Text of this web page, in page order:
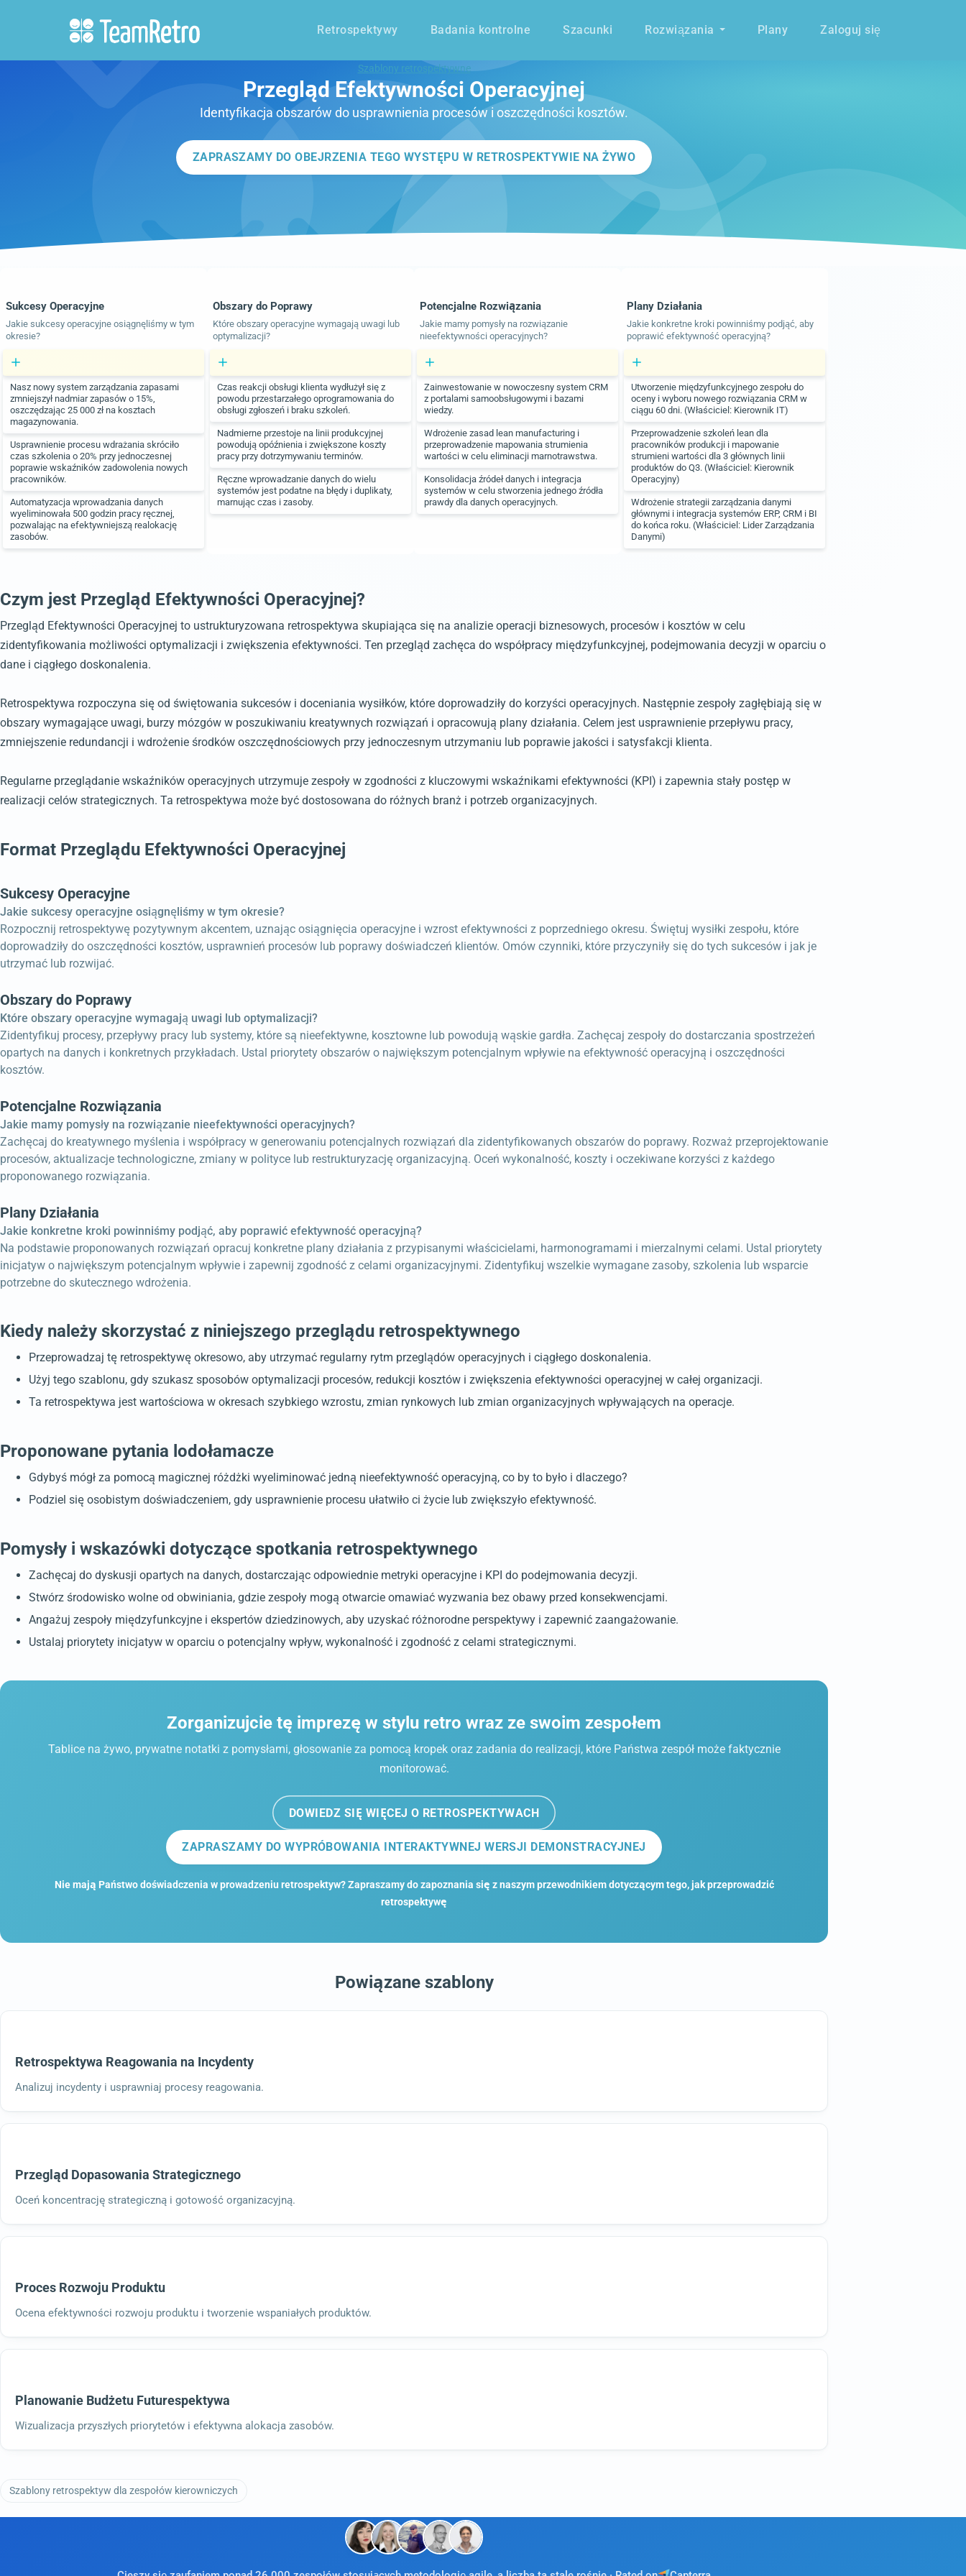
Retrospektywy Badania kontrolne Szacunki Rozwiązania Plany Zaloguj się
Szablony retrospektywne
Przegląd Efektywności Operacyjnej
Identyfikacja obszarów do usprawnienia procesów i oszczędności kosztów.
ZAPRASZAMY DO OBEJRZENIA TEGO WYSTĘPU W RETROSPEKTYWIE NA ŻYWO
Sukcesy Operacyjne
Jakie sukcesy operacyjne osiągnęliśmy w tym
okresie?
Nasz nowy system zarządzania zapasami
zmniejszył nadmiar zapasów o 15%,
oszczędzając 25 000 zł na kosztach
magazynowania.
Usprawnienie procesu wdrażania skróciło
czas szkolenia o 20% przy jednoczesnej
poprawie wskaźników zadowolenia nowych
pracowników.
Automatyzacja wprowadzania danych
wyeliminowała 500 godzin pracy ręcznej,
pozwalając na efektywniejszą realokację
zasobów.
Obszary do Poprawy
Które obszary operacyjne wymagają uwagi lub
optymalizacji?
Czas reakcji obsługi klienta wydłużył się z
powodu przestarzałego oprogramowania do
obsługi zgłoszeń i braku szkoleń.
Nadmierne przestoje na linii produkcyjnej
powodują opóźnienia i zwiększone koszty
pracy przy dotrzymywaniu terminów.
Ręczne wprowadzanie danych do wielu
systemów jest podatne na błędy i duplikaty,
marnując czas i zasoby.
Potencjalne Rozwiązania
Jakie mamy pomysły na rozwiązanie
nieefektywności operacyjnych?
Zainwestowanie w nowoczesny system CRM
z portalami samoobsługowymi i bazami
wiedzy.
Wdrożenie zasad lean manufacturing i
przeprowadzenie mapowania strumienia
wartości w celu eliminacji marnotrawstwa.
Konsolidacja źródeł danych i integracja
systemów w celu stworzenia jednego źródła
prawdy dla danych operacyjnych.
Plany Działania
Jakie konkretne kroki powinniśmy podjąć, aby
poprawić efektywność operacyjną?
Utworzenie międzyfunkcyjnego zespołu do
oceny i wyboru nowego rozwiązania CRM w
ciągu 60 dni. (Właściciel: Kierownik IT)
Przeprowadzenie szkoleń lean dla
pracowników produkcji i mapowanie
strumieni wartości dla 3 głównych linii
produktów do Q3. (Właściciel: Kierownik
Operacyjny)
Wdrożenie strategii zarządzania danymi
głównymi i integracja systemów ERP, CRM i BI
do końca roku. (Właściciel: Lider Zarządzania
Danymi)
Czym jest Przegląd Efektywności Operacyjnej?
Przegląd Efektywności Operacyjnej to ustrukturyzowana retrospektywa skupiająca się na analizie operacji biznesowych, procesów i kosztów w celu
zidentyfikowania możliwości optymalizacji i zwiększenia efektywności. Ten przegląd zachęca do współpracy międzyfunkcyjnej, podejmowania decyzji w oparciu o
dane i ciągłego doskonalenia.
Retrospektywa rozpoczyna się od świętowania sukcesów i doceniania wysiłków, które doprowadziły do korzyści operacyjnych. Następnie zespoły zagłębiają się w
obszary wymagające uwagi, burzy mózgów w poszukiwaniu kreatywnych rozwiązań i opracowują plany działania. Celem jest usprawnienie przepływu pracy,
zmniejszenie redundancji i wdrożenie środków oszczędnościowych przy jednoczesnym utrzymaniu lub poprawie jakości i satysfakcji klienta.
Regularne przeglądanie wskaźników operacyjnych utrzymuje zespoły w zgodności z kluczowymi wskaźnikami efektywności (KPI) i zapewnia stały postęp w
realizacji celów strategicznych. Ta retrospektywa może być dostosowana do różnych branż i potrzeb organizacyjnych.
Format Przeglądu Efektywności Operacyjnej
Sukcesy Operacyjne
Jakie sukcesy operacyjne osiągnęliśmy w tym okresie?
Rozpocznij retrospektywę pozytywnym akcentem, uznając osiągnięcia operacyjne i wzrost efektywności z poprzedniego okresu. Świętuj wysiłki zespołu, które
doprowadziły do oszczędności kosztów, usprawnień procesów lub poprawy doświadczeń klientów. Omów czynniki, które przyczyniły się do tych sukcesów i jak je
utrzymać lub rozwijać.
Obszary do Poprawy
Które obszary operacyjne wymagają uwagi lub optymalizacji?
Zidentyfikuj procesy, przepływy pracy lub systemy, które są nieefektywne, kosztowne lub powodują wąskie gardła. Zachęcaj zespoły do dostarczania spostrzeżeń
opartych na danych i konkretnych przykładach. Ustal priorytety obszarów o największym potencjalnym wpływie na efektywność operacyjną i oszczędności
kosztów.
Potencjalne Rozwiązania
Jakie mamy pomysły na rozwiązanie nieefektywności operacyjnych?
Zachęcaj do kreatywnego myślenia i współpracy w generowaniu potencjalnych rozwiązań dla zidentyfikowanych obszarów do poprawy. Rozważ przeprojektowanie
procesów, aktualizacje technologiczne, zmiany w polityce lub restrukturyzację organizacyjną. Oceń wykonalność, koszty i oczekiwane korzyści z każdego
proponowanego rozwiązania.
Plany Działania
Jakie konkretne kroki powinniśmy podjąć, aby poprawić efektywność operacyjną?
Na podstawie proponowanych rozwiązań opracuj konkretne plany działania z przypisanymi właścicielami, harmonogramami i mierzalnymi celami. Ustal priorytety
inicjatyw o największym potencjalnym wpływie i zapewnij zgodność z celami organizacyjnymi. Zidentyfikuj wszelkie wymagane zasoby, szkolenia lub wsparcie
potrzebne do skutecznego wdrożenia.
Kiedy należy skorzystać z niniejszego przeglądu retrospektywnego
Przeprowadzaj tę retrospektywę okresowo, aby utrzymać regularny rytm przeglądów operacyjnych i ciągłego doskonalenia.
Użyj tego szablonu, gdy szukasz sposobów optymalizacji procesów, redukcji kosztów i zwiększenia efektywności operacyjnej w całej organizacji.
Ta retrospektywa jest wartościowa w okresach szybkiego wzrostu, zmian rynkowych lub zmian organizacyjnych wpływających na operacje.
Proponowane pytania lodołamacze
Gdybyś mógł za pomocą magicznej różdżki wyeliminować jedną nieefektywność operacyjną, co by to było i dlaczego?
Podziel się osobistym doświadczeniem, gdy usprawnienie procesu ułatwiło ci życie lub zwiększyło efektywność.
Pomysły i wskazówki dotyczące spotkania retrospektywnego
Zachęcaj do dyskusji opartych na danych, dostarczając odpowiednie metryki operacyjne i KPI do podejmowania decyzji.
Stwórz środowisko wolne od obwiniania, gdzie zespoły mogą otwarcie omawiać wyzwania bez obawy przed konsekwencjami.
Angażuj zespoły międzyfunkcyjne i ekspertów dziedzinowych, aby uzyskać różnorodne perspektywy i zapewnić zaangażowanie.
Ustalaj priorytety inicjatyw w oparciu o potencjalny wpływ, wykonalność i zgodność z celami strategicznymi.
Zorganizujcie tę imprezę w stylu retro wraz ze swoim zespołem
Tablice na żywo, prywatne notatki z pomysłami, głosowanie za pomocą kropek oraz zadania do realizacji, które Państwa zespół może faktycznie
monitorować.
DOWIEDZ SIĘ WIĘCEJ O RETROSPEKTYWACH
ZAPRASZAMY DO WYPRÓBOWANIA INTERAKTYWNEJ WERSJI DEMONSTRACYJNEJ
Nie mają Państwo doświadczenia w prowadzeniu retrospektyw? Zapraszamy do zapoznania się z naszym przewodnikiem dotyczącym tego, jak przeprowadzić
retrospektywę
Powiązane szablony
Retrospektywa Reagowania na Incydenty
Analizuj incydenty i usprawniaj procesy reagowania.
Przegląd Dopasowania Strategicznego
Oceń koncentrację strategiczną i gotowość organizacyjną.
Proces Rozwoju Produktu
Ocena efektywności rozwoju produktu i tworzenie wspaniałych produktów.
Planowanie Budżetu Futurespektywa
Wizualizacja przyszłych priorytetów i efektywna alokacja zasobów.
Szablony retrospektyw dla zespołów kierowniczych